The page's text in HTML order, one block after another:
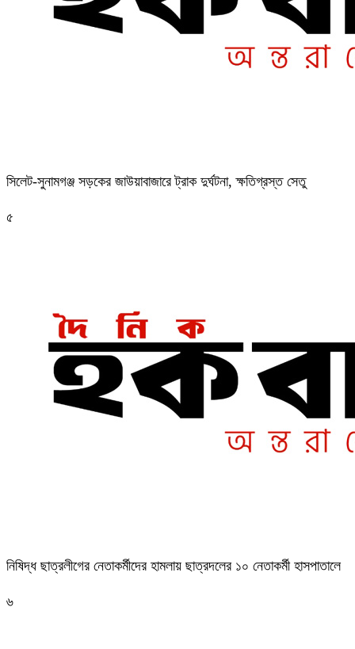
‎সিলেট-সুনামগঞ্জ সড়কের জাউয়াবাজারে ট্রাক দুর্ঘটনা, ক্ষতিগ্রস্ত সেতু
৫
নিষিদ্ধ ছাত্রলীগের নেতাকর্মীদের হামলায় ছাত্রদলের ১০ নেতাকর্মী হাসপাতালে
৬